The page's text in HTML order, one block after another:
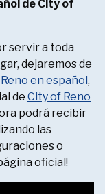
de City of
servir a toda
dejaremos de
en español,
de City of Reno
podrá recibir
las
o
oficial!